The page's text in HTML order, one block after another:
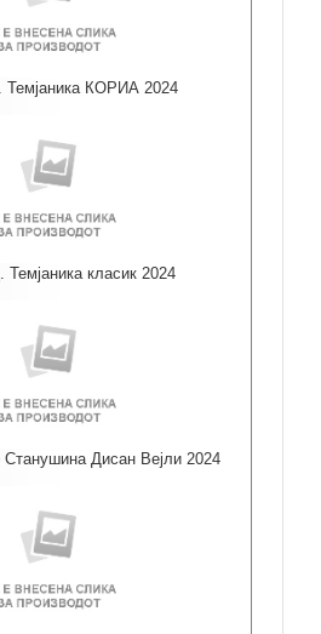
Темјаника КОРИА 2024
класик 2024
Дисан Вејли 2024